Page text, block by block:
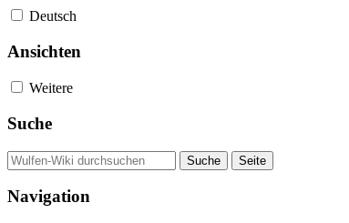
Deutsch
Ansichten
Weitere
Suche
Navigation